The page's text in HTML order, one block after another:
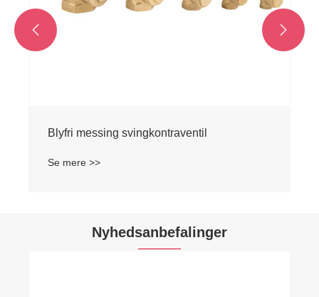
Blyfri messing svingkontraventil
Se mere >>
 
Nyhedsanbefalinger